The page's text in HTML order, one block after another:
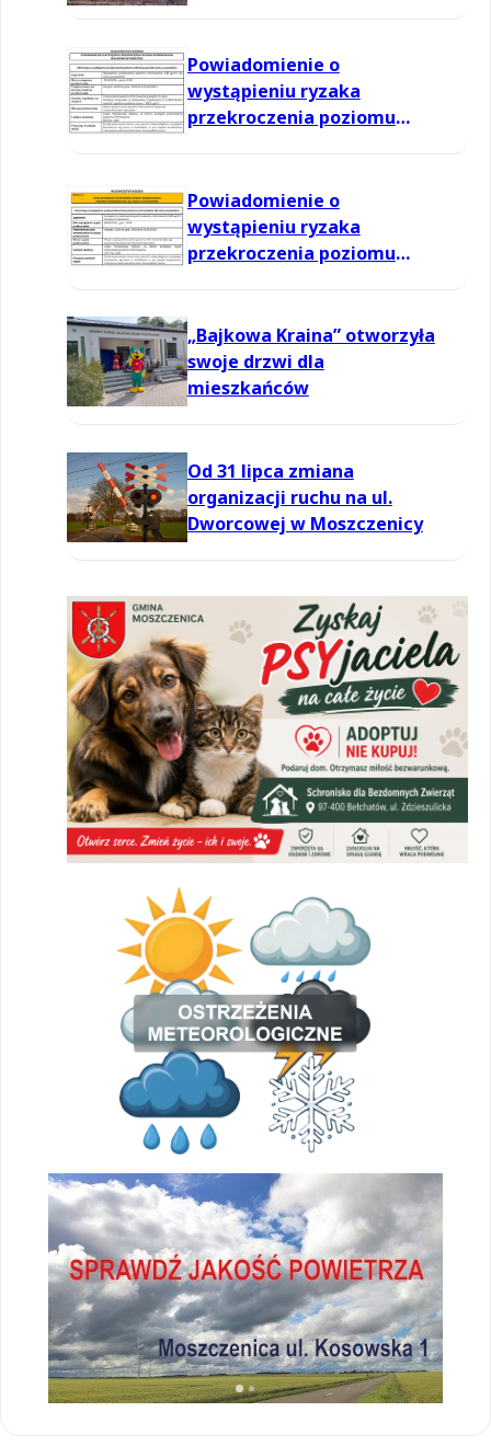
Powiadomienie o
wystąpieniu ryzaka
przekroczenia poziomu
Powiadomienie o
wystąpieniu ryzaka
przekroczenia poziomu
„Bajkowa Kraina” otworzyła
swoje drzwi dla
mieszkańców
Od 31 lipca zmiana
organizacji ruchu na ul.
Dworcowej w Moszczenicy